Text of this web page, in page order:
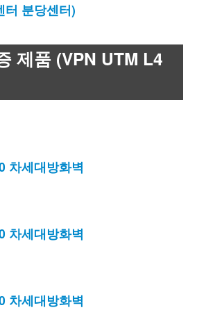
터 분당센터)
제품 (VPN UTM L4
차세대방화벽
차세대방화벽
차세대방화벽